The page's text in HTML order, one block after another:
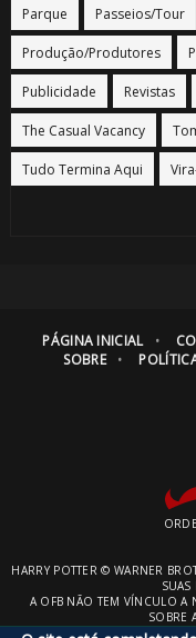
Parque Passeios/Tour
Produção/Produtores
Publicidade Revistas
The Casual Vacancy
Tudo Termina Aqui
PÁGINA INICIAL
SOBRE
HARRY POTTER © WARNER
SUAS
A OFB NÃO TEM VÍNCULO A
SOBRE